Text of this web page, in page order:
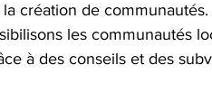
création de communautés.
les communautés
à des conseils et des